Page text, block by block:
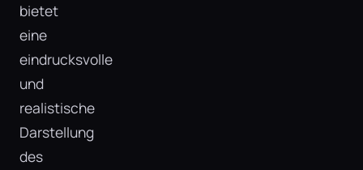
bietet
eine
eindrucksvolle
und
realistische
Darstellung
des